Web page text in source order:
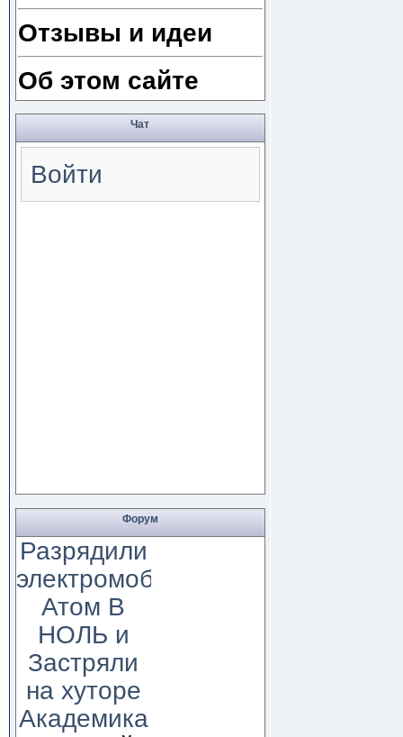
Отзывы и идеи
Об этом сайте
Чат
Войти
Форум
Разрядили
электромобиль
Атом В
НОЛЬ и
Застряли
на хуторе
Академика